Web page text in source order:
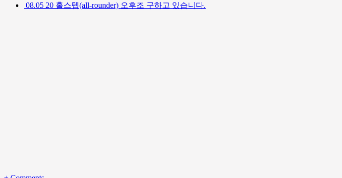
08.05 20 홀스텝(all-rounder) 오후조 구하고 있습니다.